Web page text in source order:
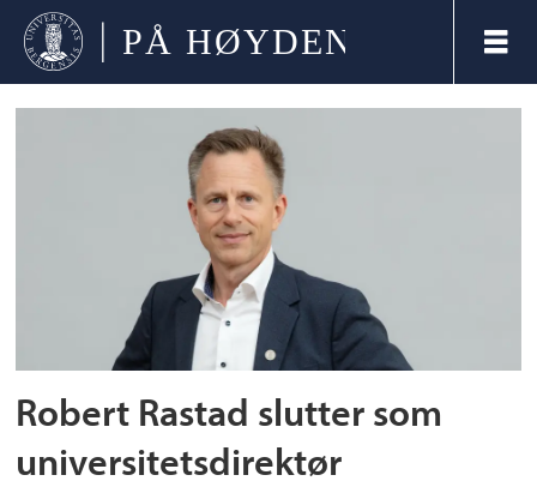
Robert Rastad slutter som
universitetsdirektør